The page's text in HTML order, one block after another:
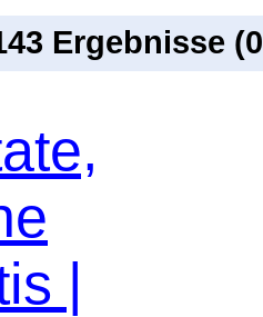
Ergebnisse
|